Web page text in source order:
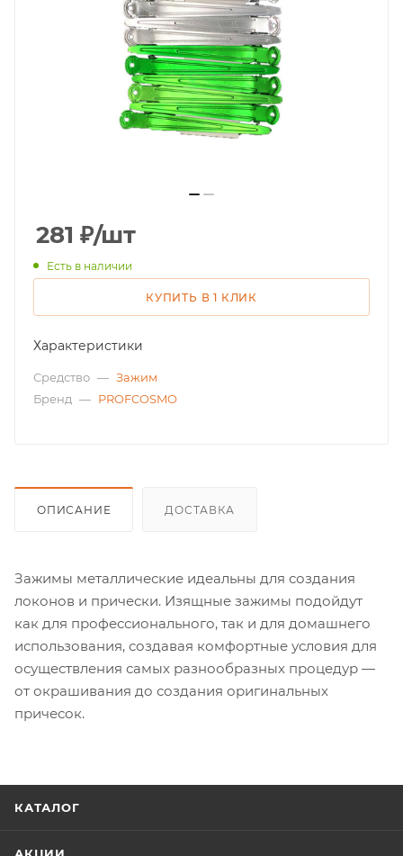
281 ₽/шт
Есть в наличии
КУПИТЬ В 1 КЛИК
Характеристики
Средство — Зажим
Бренд — PROFCOSMO
ОПИСАНИЕ ДОСТАВКА
Зажимы металлические идеальны для создания
локонов и прически. Изящные зажимы подойдут
как для профессионального, так и для домашнего
использования, создавая комфортные условия для
осуществления самых разнообразных процедур —
от окрашивания до создания оригинальных
причесок.
КАТАЛОГ